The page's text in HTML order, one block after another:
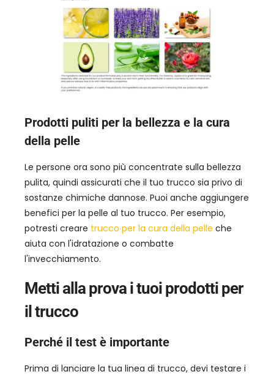
Prodotti puliti per la bellezza e la cura
della pelle
Le persone ora sono più concentrate sulla bellezza
pulita, quindi assicurati che il tuo trucco sia privo di
sostanze chimiche dannose. Puoi anche aggiungere
benefici per la pelle al tuo trucco. Per esempio,
potresti creare trucco per la cura della pelle che
aiuta con l'idratazione o combatte
l'invecchiamento.
Metti alla prova i tuoi prodotti per
il trucco
Perché il test è importante
Prima di lanciare la tua linea di trucco, devi testare i